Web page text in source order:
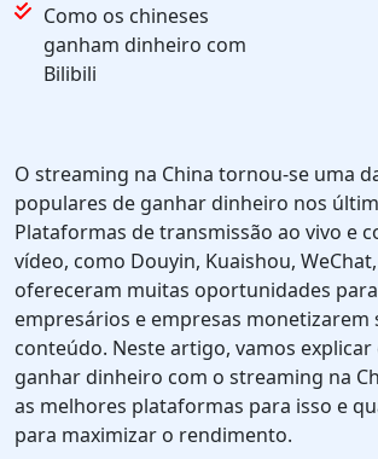
Como os chineses
ganham dinheiro com
Bilibili
O streaming na China tornou-se uma
populares de ganhar dinheiro nos
Plataformas de transmissão ao vivo e
vídeo, como Douyin, Kuaishou,
ofereceram muitas oportunidades
empresários e empresas monetizarem
conteúdo. Neste artigo, vamos explicar
ganhar dinheiro com o streaming na
as melhores plataformas para isso e
para maximizar o rendimento.